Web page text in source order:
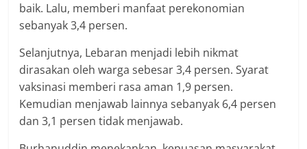
baik. Lalu, memberi manfaat perekonomian
sebanyak 3,4 persen.
Selanjutnya, Lebaran menjadi lebih nikmat
dirasakan oleh warga sebesar 3,4 persen. Syarat
vaksinasi memberi rasa aman 1,9 persen.
Kemudian menjawab lainnya sebanyak 6,4 persen
dan 3,1 persen tidak menjawab.